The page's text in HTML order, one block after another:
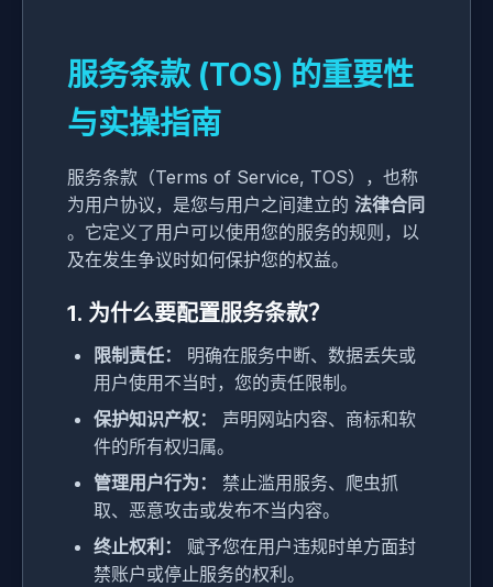
服务条款 (TOS) 的重要性
与实操指南
服务条款（Terms of Service, TOS），也称
为用户协议，是您与用户之间建立的 法律合同
。它定义了用户可以使用您的服务的规则，以
及在发生争议时如何保护您的权益。
1. 为什么要配置服务条款？
限制责任：
明确在服务中断、数据丢失或
用户使用不当时，您的责任限制。
保护知识产权：
声明网站内容、商标和软
件的所有权归属。
管理用户行为：
禁止滥用服务、爬虫抓
取、恶意攻击或发布不当内容。
终止权利：
赋予您在用户违规时单方面封
禁账户或停止服务的权利。